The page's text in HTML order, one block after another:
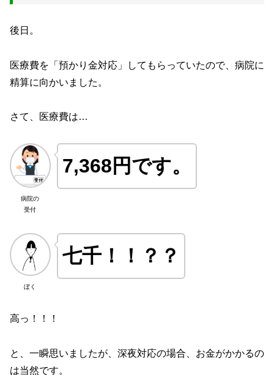
後日。
医療費を「預かり金対応」してもらっていたので、病院に
精算に向かいました。
さて、医療費は…
病院の
受付
7,368円です。
ぼく
七千！！？？
高っ！！！
と、一瞬思いましたが、深夜対応の場合、お金がかかるの
は当然です。